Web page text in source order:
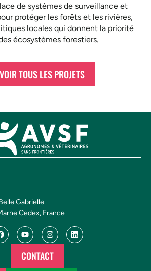
de systèmes de surveillance et
protéger les forêts et les rivières,
locales qui donnent la priorité
écosystèmes forestiers.
VOIR TOUS LES PROJETS
Gabrielle
Cedex, France
CONTACT